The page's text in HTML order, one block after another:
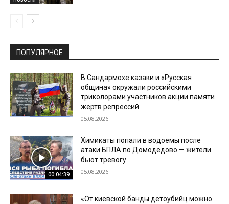
ПОПУЛЯРНОЕ
В Сандармохе казаки и «Русская
община» окружали российскими
триколорами участников акции памяти
жертв репрессий
05.08.2026
00:04:39
Химикаты попали в водоемы после
атаки БПЛА по Домодедово — жители
бьют тревогу
05.08.2026
«От киевской банды детоубийц можно